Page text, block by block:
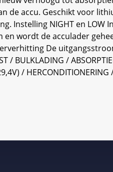
accu. Geschikt voor
Instelling NIGHT en LOW
wordt de acculader
De
/
/